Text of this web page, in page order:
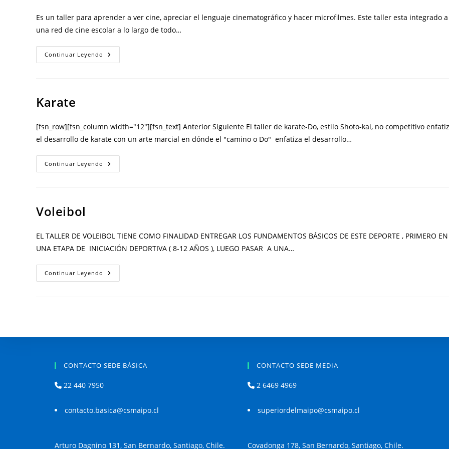
Es un taller para aprender a ver cine, apreciar el lenguaje cinematográfico y hacer microfilmes. Este taller esta integrado a
una red de cine escolar a lo largo de todo…
Continuar Leyendo
Karate
[fsn_row][fsn_column width="12"][fsn_text] Anterior Siguiente El taller de karate-Do, estilo Shoto-kai, no competitivo
el desarrollo de karate con un arte marcial en dónde el "camino o Do" enfatiza el desarrollo…
Continuar Leyendo
Voleibol
EL TALLER DE VOLEIBOL TIENE COMO FINALIDAD ENTREGAR LOS FUNDAMENTOS BÁSICOS DE ESTE DEPORTE , PRIMERO EN
UNA ETAPA DE INICIACIÓN DEPORTIVA ( 8-12 AÑOS ), LUEGO PASAR A UNA…
Continuar Leyendo
CONTACTO SEDE BÁSICA
22 440 7950
contacto.basica@csmaipo.cl
Arturo Dagnino 131, San Bernardo, Santiago, Chile.
CONTACTO SEDE MEDIA
2 6469 4969
superiordelmaipo@csmaipo.cl
Covadonga 178, San Bernardo, Santiago, Chile.